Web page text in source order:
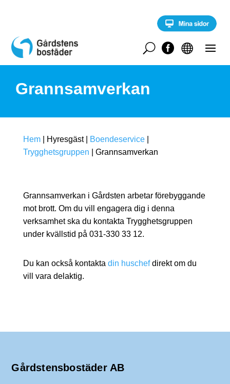
c
n


U
Grannsamverkan
Hem Hyresgäst Boendeservice
Trygghetsgruppen
Grannsamverkan
Grannsamverkan i Gårdsten arbetar förebyggande
mot brott. Om du vill engagera dig i denna
verksamhet ska du kontakta Trygghetsgruppen
under kvällstid på 031-330 33 12.
Du kan också kontakta din huschefdirekt om du
vill vara delaktig.
Gårdstensbostäder AB